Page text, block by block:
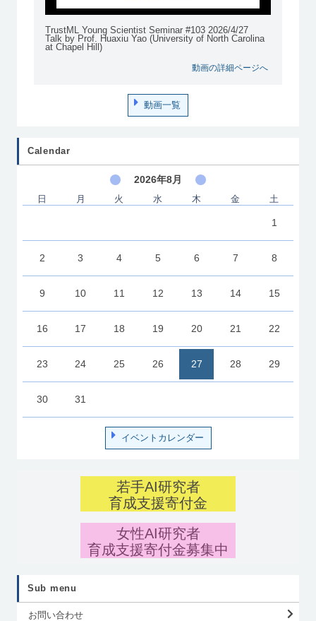
TrustML Young Scientist Seminar #103 2026/4/27
Talk by Prof. Huaxiu Yao (University of North Carolina
at Chapel Hill)
動画の詳細ページへ
動画一覧
Calendar
2026年8月
日 月 火 水 木 金 土
1
2 3 4 5 6 7 8
9 10 11 12 13 14 15
16 17 18 19 20 21 22
23 24 25 26 27 28 29
30 31
イベントカレンダー
若手AI研究者
育成支援寄付金
女性AI研究者
育成支援寄付金募集中
Sub menu
お問い合わせ